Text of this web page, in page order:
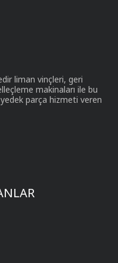
liman vinçleri, geri
makinaları ile bu
parça hizmeti veren